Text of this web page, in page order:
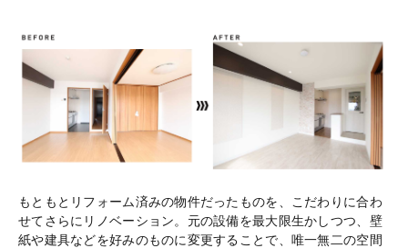
もともとリフォーム済みの物件だったものを、こだわりに合わ
せてさらにリノベーション。元の設備を最大限生かしつつ、壁
紙や建具などを好みのものに変更することで、唯一無二の空間